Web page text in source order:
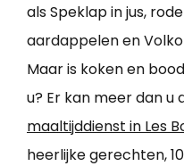
als Speklap in jus,
aardappelen en
Maar is koken en
u? Er kan meer dan u
maaltijddienst in Les
heerlijke gerechten,